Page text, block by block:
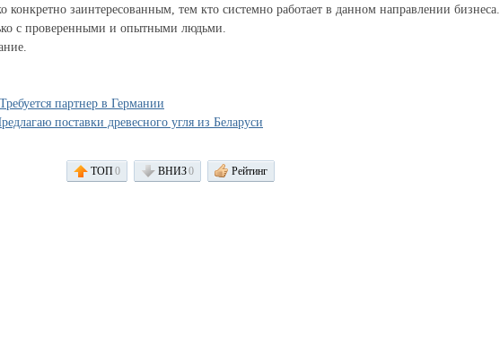
конкретно заинтересованным, тем кто системно работает в данном направлении бизнеса.
с проверенными и опытными людьми.
Требуется партнер в Германии
поставки древесного угля из Беларуси
ТОП0 ВНИЗ0 Рейтинг